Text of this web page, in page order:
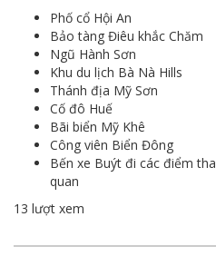
Phố cổ Hội An
Bảo tàng Điêu khắc Chăm
Ngũ Hành Sơn
Khu du lịch Bà Nà Hills
Thánh địa Mỹ Sơn
Cố đô Huế
Bãi biển Mỹ Khê
Công viên Biển Đông
Bến xe Buýt đi các điểm
quan
13 lượt xem